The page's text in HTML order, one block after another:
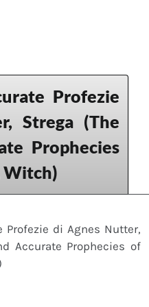
Profezie
Strega (The
Prophecies
Witch)
Profezie di Agnes Nutter,
Accurate Prophecies of